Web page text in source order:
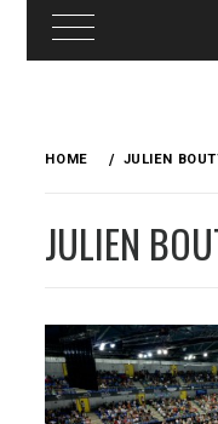
HOME JULIEN
JULIEN